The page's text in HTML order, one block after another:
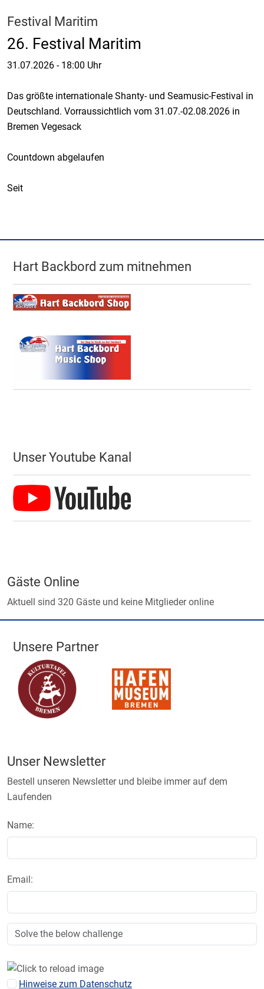
Festival Maritim
26. Festival Maritim
31.07.2026 - 18:00 Uhr
Das größte internationale Shanty- und Seamusic-Festival in
Deutschland. Vorraussichtlich vom 31.07.-02.08.2026 in
Bremen Vegesack
Countdown abgelaufen
Seit
Hart Backbord zum mitnehmen
Unser Youtube Kanal
Gäste Online
Aktuell sind 320 Gäste und keine Mitglieder online
Unsere Partner
Unser Newsletter
Bestell unseren Newsletter und bleibe immer auf dem
Laufenden
Name:
Email:
Hinweise zum Datenschutz